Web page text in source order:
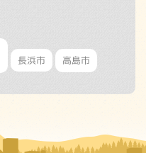
長浜市 高島市